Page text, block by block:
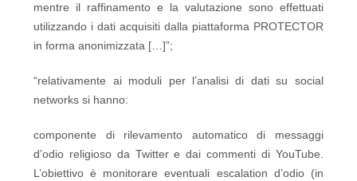
mentre il raffinamento e la valutazione sono effettuati
utilizzando i dati acquisiti dalla piattaforma PROTECTOR
in forma anonimizzata […]”;
“relativamente ai moduli per l’analisi di dati su social
networks si hanno:
componente di rilevamento automatico di messaggi
d’odio religioso da Twitter e dai commenti di YouTube.
L’obiettivo è monitorare eventuali escalation d’odio (in